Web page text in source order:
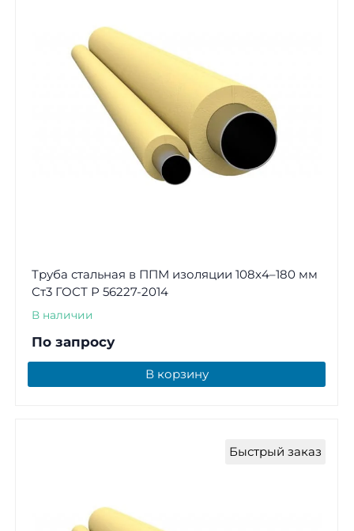
Труба стальная в ППМ изоляции 108х4–180 мм
Ст3 ГОСТ Р 56227-2014
В наличии
По запросу
В корзину
Быстрый заказ